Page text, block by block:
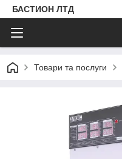
БАСТИОН ЛТД
Товари та послуги